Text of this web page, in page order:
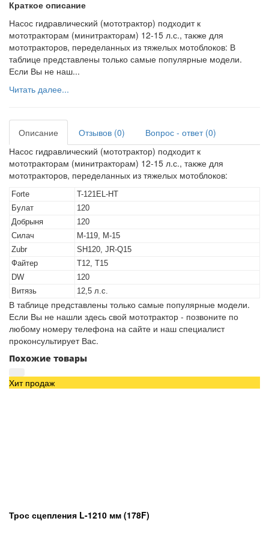
Краткое описание
Насос гидравлический (мототрактор) подходит к
мототракторам (минитракторам) 12-15 л.с., также для
мототракторов, переделанных из тяжелых мотоблоков: В
таблице представлены только самые популярные модели.
Если Вы не наш...
Читать далее...
Описание Отзывов (0)
Вопрос - ответ (0)
Насос гидравлический (мототрактор) подходит к
мототракторам (минитракторам) 12-15 л.с., также для
мототракторов, переделанных из тяжелых мотоблоков:
Forte
T-121EL-HT
Булат
120
Добрыня
120
Силач
М-119, М-15
Zubr
SH120, JR-Q15
Файтер
Т12, Т15
DW
120
Витязь
12,5 л.с.
В таблице представлены только самые популярные модели.
Если Вы не нашли здесь свой мототрактор - позвоните по
любому номеру телефона на сайте и наш специалист
проконсультирует Вас.
Похожие товары
Хит продаж
Трос сцепления L-1210 мм (178F)